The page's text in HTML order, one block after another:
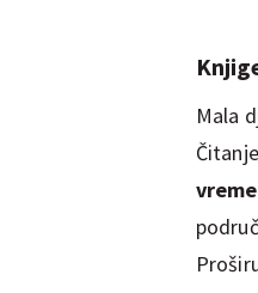
Mala